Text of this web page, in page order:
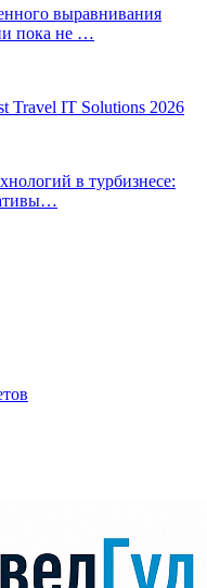
выравнивания
пока не …
Travel IT Solutions 2026
в турбизнесе: